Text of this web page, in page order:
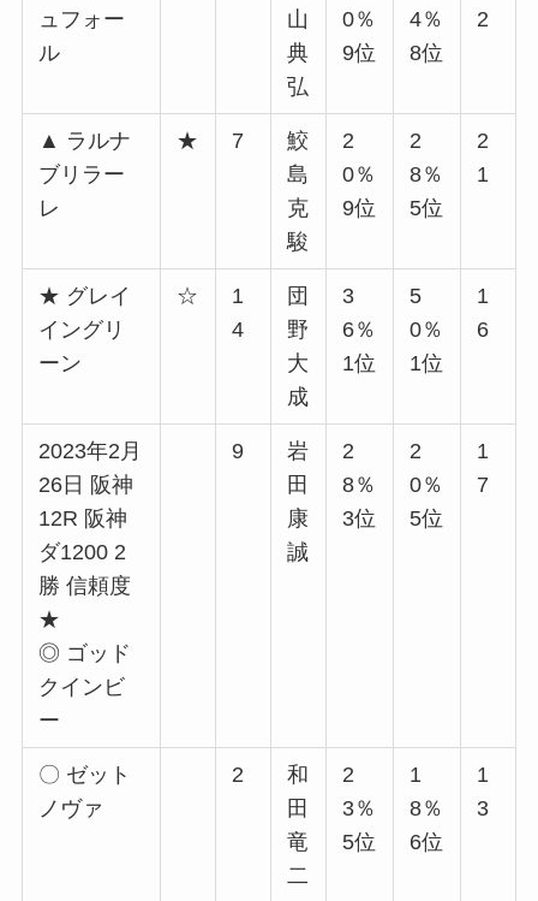
ュフォー
ル
山
典
弘
0％
9位
4％
8位
2
▲ ラルナ
ブリラー
レ
★ 7
鮫
島
克
駿
2
0％
9位
2
8％
5位
2
1
★ グレイ
イングリ
ーン
☆
1
4
団
野
大
成
3
6％
1位
5
0％
1位
1
6
2023年2月
26日 阪神
12R 阪神
ダ1200 2
勝 信頼度
★
◎ ゴッド
クインビ
ー
9
岩
田
康
誠
2
8％
3位
2
0％
5位
1
7
〇 ゼット
ノヴァ
2
和
田
竜
二
2
3％
5位
1
8％
6位
1
3